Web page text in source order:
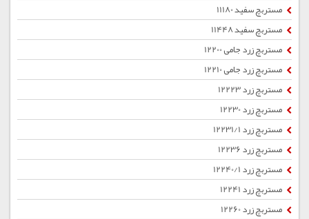
مستربچ سفید 11180
مستربچ سفید 11448
مستربچ زرد جامی 12200
مستربچ زرد جامی 12210
مستربچ زرد 12223
مستربچ زرد 12230
مستربچ زرد 12231/1
مستربچ زرد 12236
مستربچ زرد 12240/1
مستربچ زرد 12241
مستربچ زرد 12260